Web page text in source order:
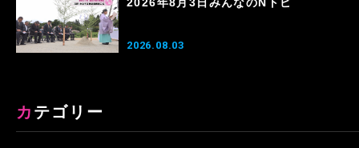
2026.08.03
カテゴリー